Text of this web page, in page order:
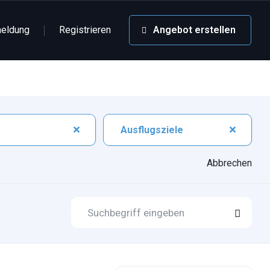
Registrieren Angebot erstellen
Ausflugsziele
Abbrechen